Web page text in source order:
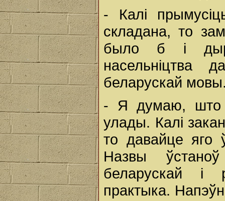
- Калі
складана, то
было б і
насельніцтва
беларускай
- Я думаю, што
улады. Калі
то давайце яго
Назвы
беларускай і
практыка.